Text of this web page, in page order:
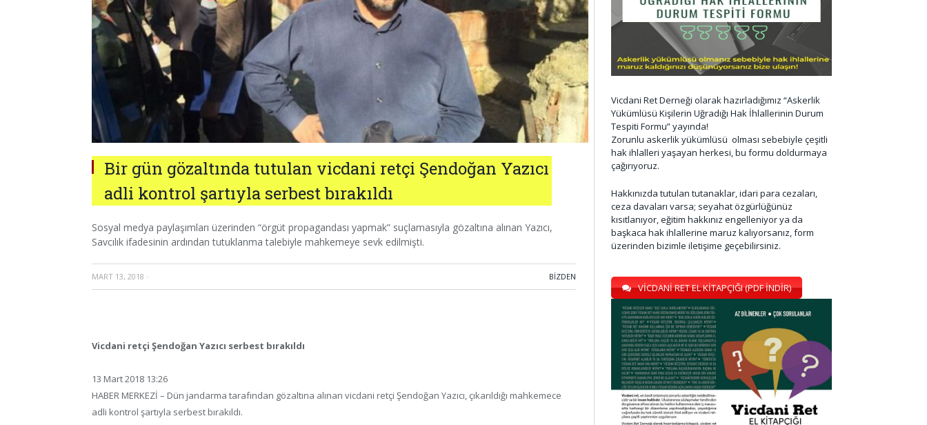
Bir gün gözaltında tutulan vicdani retçi Şendoğan Yazıcı
adli kontrol şartıyla serbest bırakıldı
Sosyal medya paylaşımları üzerinden “örgüt propagandası yapmak” suçlamasıyla gözaltına alınan Yazıcı,
Savcılık ifadesinin ardından tutuklanma talebiyle mahkemeye sevk edilmişti.
MART 13, 2018 · BIZDEN
Vicdani retçi Şendoğan Yazıcı serbest bırakıldı
13 Mart 2018 13:26
HABER MERKEZİ – Dün jandarma tarafından gözaltına alınan vicdani retçi Şendoğan Yazıcı, çıkarıldığı mahkemece
adli kontrol şartıyla serbest bırakıldı.
Vicdani Ret Derneği olarak hazırladığımız “Askerlik
Yükümlüsü Kişilerin Uğradığı Hak İhlallerinin Durum
Tespiti Formu” yayında!
Zorunlu askerlik yükümlüsü olması sebebiyle çeşitli
hak ihlalleri yaşayan herkesi, bu formu doldurmaya
çağırıyoruz.
Hakkınızda tutulan tutanaklar, idari para cezaları,
ceza davaları varsa; seyahat özgürlüğünüz
kısıtlanıyor, eğitim hakkınız engelleniyor ya da
başkaca hak ihlallerine maruz kalıyorsanız, form
üzerinden bizimle iletişime geçebilirsiniz.
VİCDANİ RET EL KİTAPÇIĞI (PDF İNDİR)